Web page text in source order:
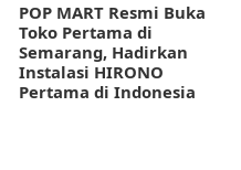
POP MART Resmi Buka
Toko Pertama di
Semarang, Hadirkan
Instalasi HIRONO
Pertama di Indonesia